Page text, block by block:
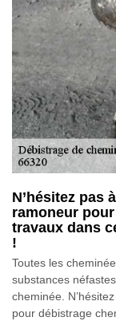
N’hésitez pas
ramoneur
travaux dans
!
Toutes les
substances
cheminée.
pour débistrage